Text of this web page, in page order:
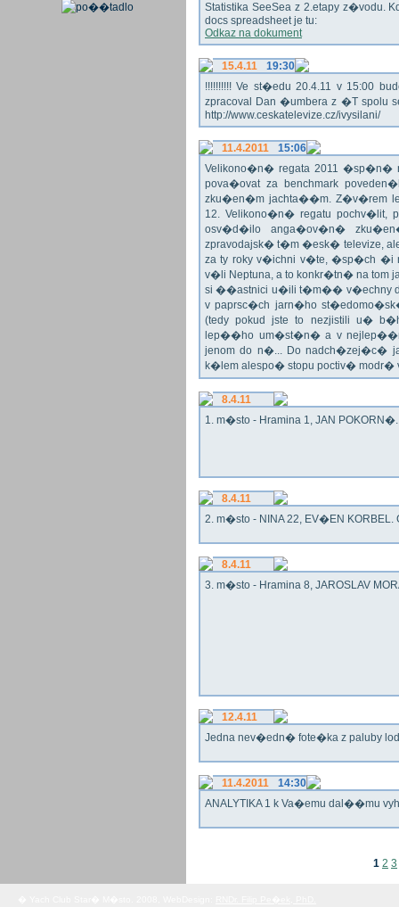
Statistika SeeSea z 2.etapy z�vodu.
docs spreadsheet je tu:
Odkaz na dokument
15.4.11
19:30
!!!!!!!!!! Ve st�edu 20.4.11 v 15:00
zpracoval Dan �umbera z �T spolu
http://www.ceskatelevize.cz/ivysilani/
11.4.2011
15:06
Velikono�n� regata 2011 �sp�n�
pova�ovat za benchmark
zku�en�m jachta��m. Z�v�rem
12. Velikono�n� regatu
osv�d�ilo anga�ov�n�
zpravodajsk� t�m �esk� televize,
za ty roky v�ichni v�te, �sp�ch
v�li Neptuna, a to konkr�tn� na tom
si ��astnici u�ili t�m�� v�echny
v paprsc�ch jarn�ho
(tedy pokud jste to nezjistili u�
lep��ho um�st�n� a v
jenom do n�... Do nadch�zej�c�
k�lem alespo� stopu poctiv�
8.4.11
1. m�sto - Hramina 1, JAN
8.4.11
2. m�sto - NINA 22, EV�EN KORBEL.
8.4.11
3. m�sto - Hramina 8, JAROSLAV
12.4.11
Jedna nev�edn� fote�ka z paluby
11.4.2011
14:30
ANALYTIKA 1 k Va�emu dal��mu
1 2 3